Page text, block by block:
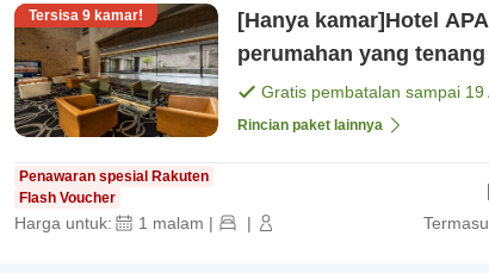
Tersisa 9 kamar!
[Hanya kamar]Hotel
perumahan yang
saja]Gratis pembatalan sampai 19
Rincian paket lainnya
Penawaran spesial Rakuten
Flash Voucher
Harga untuk: 1 malam | |